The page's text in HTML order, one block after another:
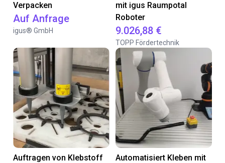
Verpacken
Auf Anfrage
igus® GmbH
mit igus Raumpotal
Roboter
9.026,88 €
TOPP Fördertechnik
Auftragen von Klebstoff
Automatisiert Kleben mit